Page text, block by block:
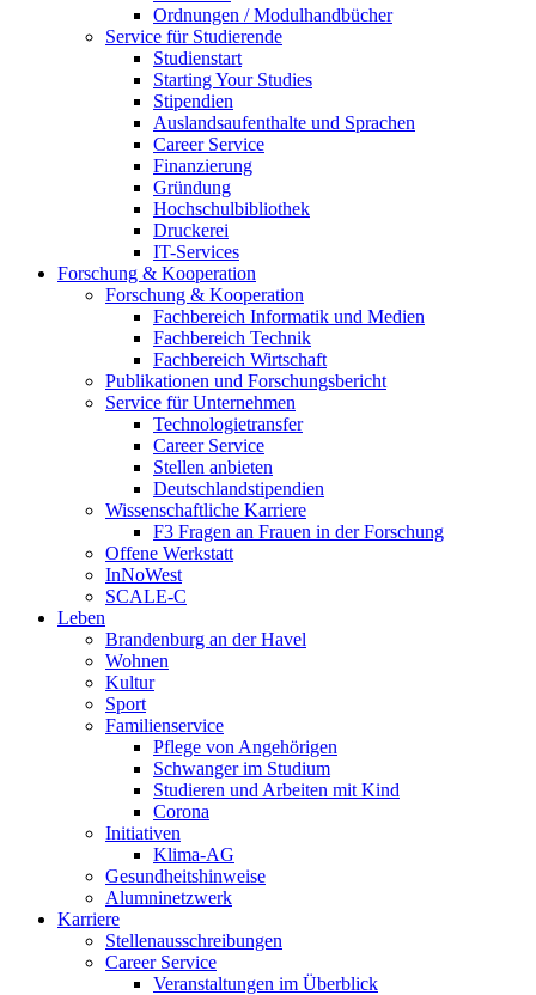
Ordnungen / Modulhandbücher
Service für Studierende
Studienstart
Starting Your Studies
Stipendien
Auslandsaufenthalte und Sprachen
Career Service
Finanzierung
Gründung
Hochschulbibliothek
Druckerei
IT-Services
Forschung & Kooperation
Forschung & Kooperation
Fachbereich Informatik und Medien
Fachbereich Technik
Fachbereich Wirtschaft
Publikationen und Forschungsbericht
Service für Unternehmen
Technologietransfer
Career Service
Stellen anbieten
Deutschlandstipendien
Wissenschaftliche Karriere
F3 Fragen an Frauen in der Forschung
Offene Werkstatt
InNoWest
SCALE-C
Leben
Brandenburg an der Havel
Wohnen
Kultur
Sport
Familienservice
Pflege von Angehörigen
Schwanger im Studium
Studieren und Arbeiten mit Kind
Corona
Initiativen
Klima-AG
Gesundheitshinweise
Alumninetzwerk
Karriere
Stellenausschreibungen
Career Service
Veranstaltungen im Überblick